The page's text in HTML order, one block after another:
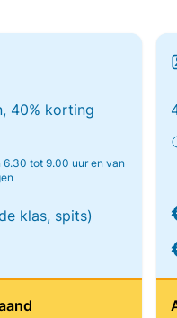
40% korting
6.30 tot 9.00 uur en van
klas, spits)